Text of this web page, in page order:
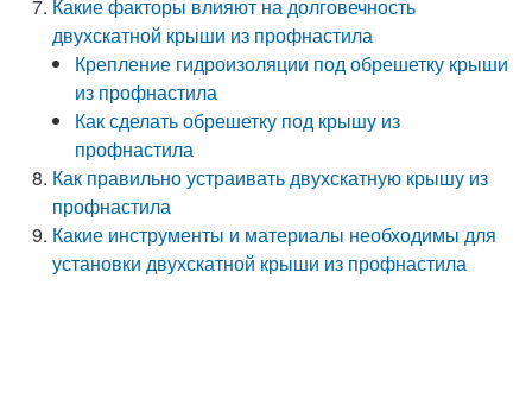
Какие факторы влияют на долговечность
двухскатной крыши из профнастила
Крепление гидроизоляции под обрешетку крыши
из профнастила
Как сделать обрешетку под крышу из
профнастила
Как правильно устраивать двухскатную крышу из
профнастила
Какие инструменты и материалы необходимы для
установки двухскатной крыши из профнастила